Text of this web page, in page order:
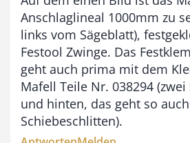
Anschlaglineal 1000mm zu
links vom Sägeblatt),
Festool Zwinge. Das
geht auch prima mit dem
Mafell Teile Nr. 038294
und hinten, das geht so
Schiebeschlitten).